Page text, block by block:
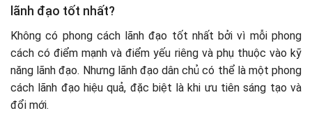
lãnh đạo tốt nhất?
Không có phong cách lãnh đạo tốt nhất bởi vì mỗi phong
cách có điểm mạnh và điểm yếu riêng và phụ thuộc vào kỹ
năng lãnh đạo. Nhưng lãnh đạo dân chủ có thể là một phong
cách lãnh đạo hiệu quả, đặc biệt là khi ưu tiên sáng tạo và
đổi mới.